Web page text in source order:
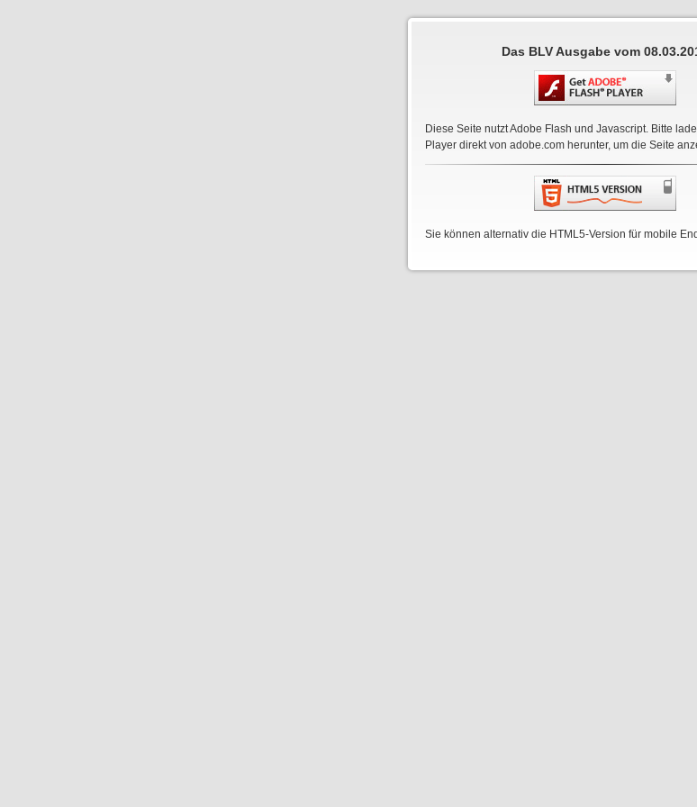
Das BLV Ausgabe vom
Diese Seite nutzt Adobe Flash und Javascript. Bitte
Player direkt von adobe.com herunter, um die Seite
Sie können alternativ die HTML5-Version für mobile